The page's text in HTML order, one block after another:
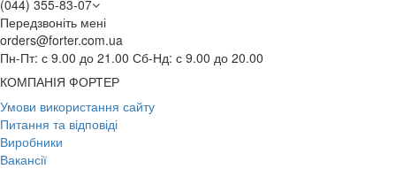
(044) 355-83-07
Передзвоніть мені
orders@forter.com.ua
Пн-Пт: с 9.00 до 21.00 Сб-Нд: с 9.00 до 20.00
КОМПАНІЯ ФОРТЕР
Умови використання сайту
Питання та відповіді
Виробники
Вакансії